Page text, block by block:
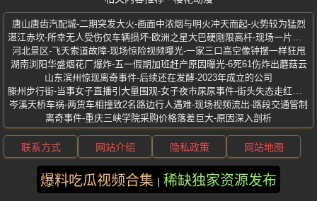
唐山唐齿汽配城-二期突发大火-画面中浓烟与明火冲天而起-火势较为猛烈
河北景区-飞天索道故障-现场惊险视频曝光-一家三口高空像钟摆一样狂甩
湖南浏阳华盛烟花厂爆炸-五一假期加班赶产原因曝光-6死61伤炸出蘑菇云
山东滨州惊现离奇事件-后续还在发酵-2023年成立的公司
岑溪天桥车祸-两货车相撞致2名路边行人遇难-现场视频流出-路段交通管制
离奇事件-重庆三峡学院采购价格落差巨大-原因深入剖析
爆料吃瓜视频合集 稀缺独家资源发布
联系方式 网站介绍 隐私政策 网站地图
版权所有 ©2025 樱花动漫 保留所有权利